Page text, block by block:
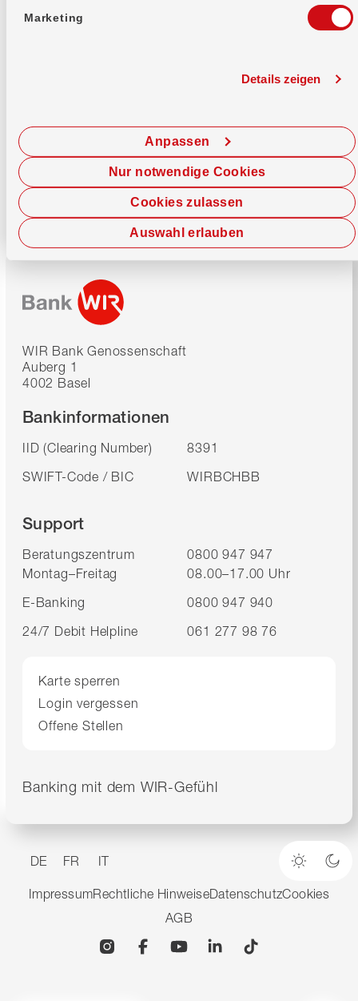
Marketing
Details zeigen
Cookies zulassen
Anpassen
Auswahl erlauben
Nur notwendige Cookies
Jetzt chatten
WIR Bank Genossenschaft
Auberg 1
4002 Basel
Bankinformationen
IID (Clearing Number)
8391
SWIFT-Code / BIC
WIRBCHBB
Support
Beratungszentrum
0800 947 947
Montag–Freitag
08.00–17.00 Uhr
E-Banking
0800 947 940
24/7 Debit Helpline
061 277 98 76
Karte sperren
Login vergessen
Offene Stellen
Banking mit dem WIR-Gefühl
DE FR IT
Heller
ImpressumRechtliche HinweiseDatenschutzCookies
AGB
InstagramFacebookYouTubeLinkedin